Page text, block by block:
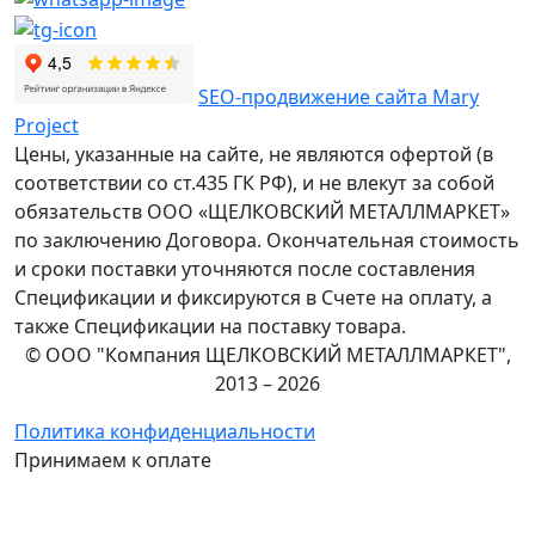
SEO-продвижение сайта Mary
Project
Цены, указанные на сайте, не являются офертой (в
соответствии со ст.435 ГК РФ), и не влекут за собой
обязательств ООО «ЩЕЛКОВСКИЙ МЕТАЛЛМАРКЕТ»
по заключению Договора. Окончательная стоимость
и сроки поставки уточняются после составления
Спецификации и фиксируются в Счете на оплату, а
также Спецификации на поставку товара.
© ООО "Компания ЩЕЛКОВСКИЙ МЕТАЛЛМАРКЕТ",
2013 – 2026
Политика конфиденциальности
Принимаем к оплате